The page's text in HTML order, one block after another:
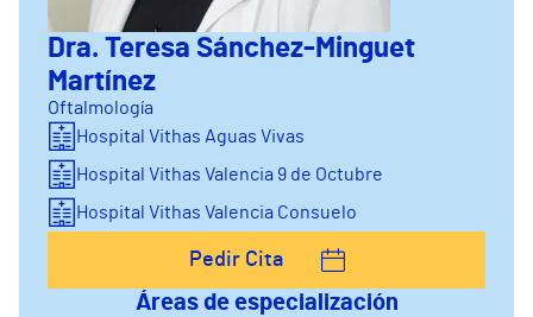
Dra. Teresa Sánchez-Minguet
Martínez
Oftalmología
Hospital Vithas Aguas Vivas
Hospital Vithas Valencia 9 de Octubre
Hospital Vithas Valencia Consuelo
Pedir Cita
Áreas de especialización